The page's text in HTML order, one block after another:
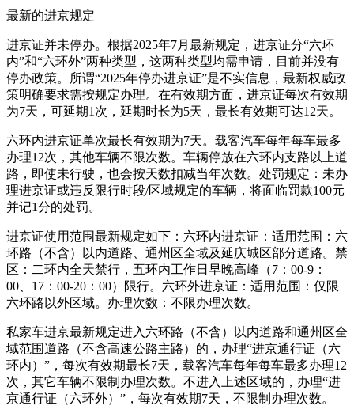
最新的进京规定
进京证并未停办。根据2025年7月最新规定，进京证分“六环
内”和“六环外”两种类型，这两种类型均需申请，目前并没有
停办政策。所谓“2025年停办进京证”是不实信息，最新权威政
策明确要求需按规定办理。在有效期方面，进京证每次有效期
为7天，可延期1次，延期时长为5天，最长有效期可达12天。
六环内进京证单次最长有效期为7天。载客汽车每年每车最多
办理12次，其他车辆不限次数。车辆停放在六环内支路以上道
路，即使未行驶，也会按天数扣减当年次数。处罚规定：未办
理进京证或违反限行时段/区域规定的车辆，将面临罚款100元
并记1分的处罚。
进京证使用范围最新规定如下：六环内进京证：适用范围：六
环路（不含）以内道路、通州区全域及延庆城区部分道路。禁
区：二环内全天禁行，五环内工作日早晚高峰（7：00-9：
00、17：00-20：00）限行。六环外进京证：适用范围：仅限
六环路以外区域。办理次数：不限办理次数。
私家车进京最新规定进入六环路（不含）以内道路和通州区全
域范围道路（不含高速公路主路）的，办理“进京通行证（六
环内）”，每次有效期最长7天，载客汽车每年每车最多办理12
次，其它车辆不限制办理次数。不进入上述区域的，办理“进
京通行证（六环外）”，每次有效期7天，不限制办理次数。